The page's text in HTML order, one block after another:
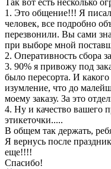
Так вот есть несколько
1. Это общение!!! Я
человек, все подробно
перезвонили. Вы сами
при выборе мной
2. Оперативность сбора
3. 90% я привожу под
было пересорта. И
изумление, что до
моему заказу. За это
4. Ну и качество вашего
этикеточки.....
В общем так держать,
Я вернусь после
еще!!!!
Спасибо!